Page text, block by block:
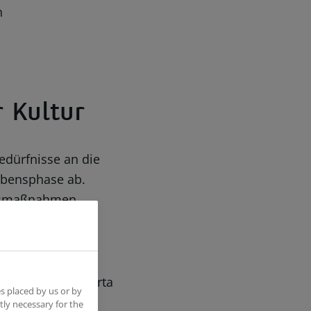
Kultur
an die
ab.
der Charta
placed by us or by
necessary for the